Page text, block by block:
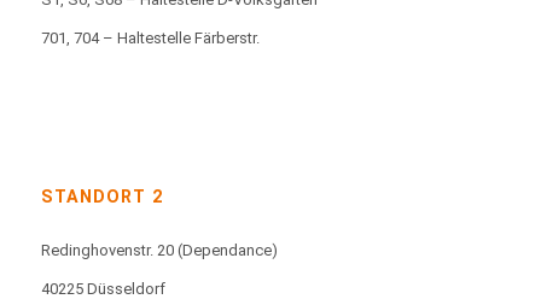
701, 704 – Haltestelle Färberstr.
STANDORT 2
Redinghovenstr. 20 (Dependance)
40225 Düsseldorf